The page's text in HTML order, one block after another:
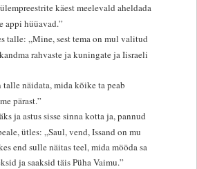
käest meelevald aheldada
appi hüüavad.”
talle: „Mine, sest tema on mul valitud
rahvaste ja kuningate ja Iisraeli
talle näidata, mida kõike ta peab
pärast.”
ja astus sisse sinna kotta ja, pannud
ütles: „Saul, vend, Issand on mu
end sulle näitas teel, mida mööda sa
ja saaksid täis Püha Vaimu.”